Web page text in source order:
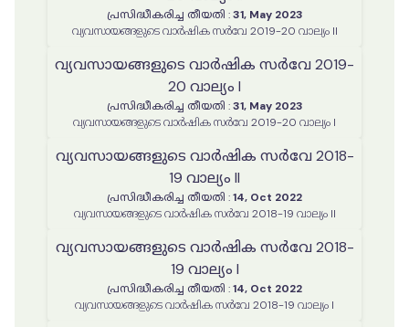
പ്രസിദ്ധീകരിച്ച തീയതി : 31, May 2023
വ്യവസായങ്ങളുടെ വാർഷിക സർവേ 2019-20 വാല്യം II
വ്യവസായങ്ങളുടെ വാർഷിക സർവേ 2019-
20 വാല്യം I
പ്രസിദ്ധീകരിച്ച തീയതി : 31, May 2023
വ്യവസായങ്ങളുടെ വാർഷിക സർവേ 2019-20 വാല്യം I
വ്യവസായങ്ങളുടെ വാർഷിക സർവേ 2018-
19 വാല്യം II
പ്രസിദ്ധീകരിച്ച തീയതി :14, Oct 2022
വ്യവസായങ്ങളുടെ വാർഷിക സർവേ 2018-19 വാല്യം II
വ്യവസായങ്ങളുടെ വാർഷിക സർവേ 2018-
19 വാല്യം I
പ്രസിദ്ധീകരിച്ച തീയതി :14, Oct 2022
വ്യവസായങ്ങളുടെ വാർഷിക സർവേ 2018-19 വാല്യം I